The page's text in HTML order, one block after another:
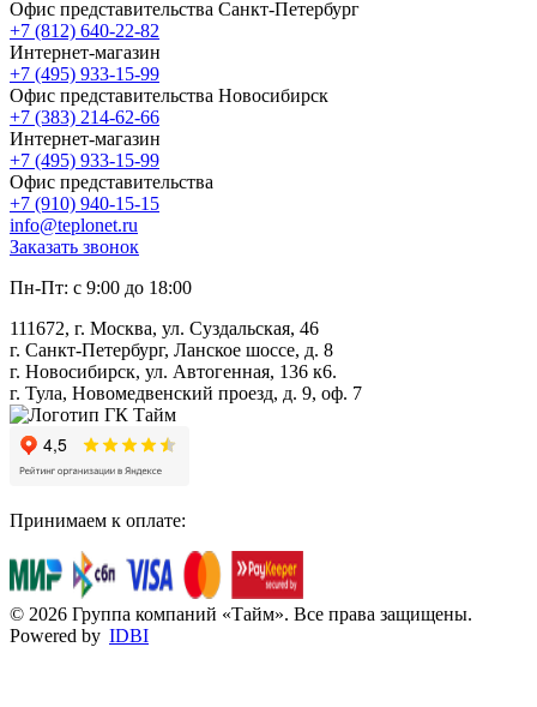
Офис представительства Санкт-Петербург
+7 (812) 640-22-82
Интернет-магазин
+7 (495) 933-15-99
Офис представительства Новосибирск
+7 (383) 214-62-66
Интернет-магазин
+7 (495) 933-15-99
Офис представительства
+7 (910) 940-15-15
info@teplonet.ru
Заказать звонок
Пн-Пт: с 9:00 до 18:00
111672, г. Москва, ул. Суздальская, 46
г. Санкт-Петербург, Ланское шоссе, д. 8
г. Новосибирск, ул. Автогенная, 136 к6.
г. Тула, Новомедвенский проезд, д. 9, оф. 7
Принимаем к оплате:
© 2026 Группа компаний «Тайм». Все права защищены.
Powered by IDBI